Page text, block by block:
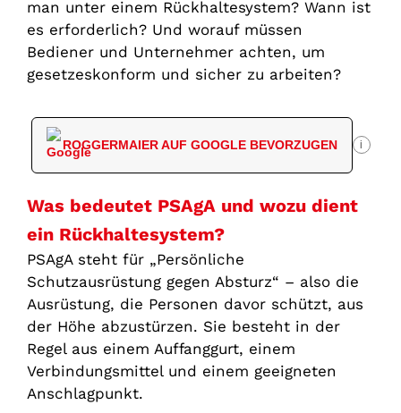
man unter einem Rückhaltesystem? Wann ist
es erforderlich? Und worauf müssen
Bediener und Unternehmer achten, um
gesetzeskonform und sicher zu arbeiten?
ROGGERMAIER AUF GOOGLE BEVORZUGEN i
Was bedeutet PSAgA und wozu dient
ein Rückhaltesystem?
PSAgA steht für „Persönliche
Schutzausrüstung gegen Absturz“ – also die
Ausrüstung, die Personen davor schützt, aus
der Höhe abzustürzen. Sie besteht in der
Regel aus einem Auffanggurt, einem
Verbindungsmittel und einem geeigneten
Anschlagpunkt.